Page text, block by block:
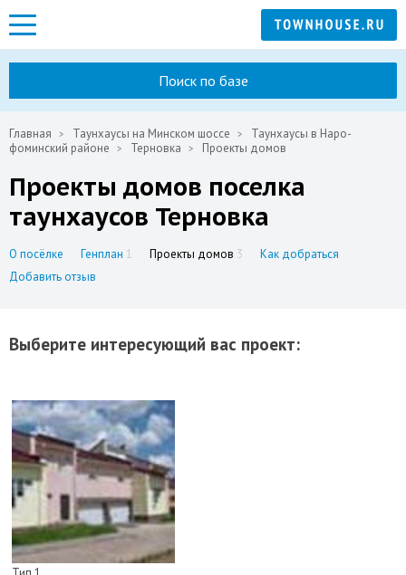
Поиск по базе
Главная Таунхаусы на Минском шоссе
Таунхаусы в Наро-
фоминский районе
Терновка Проекты домов
Проекты домов поселка
таунхаусов Терновка
О посёлке Генплан 1 Проекты домов 3
Как добраться
Добавить отзыв
Выберите интересующий вас проект: